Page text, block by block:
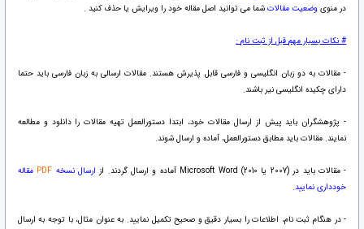
در منوی وضعیت مقالاتشما می توانید اصل مقاله خود را ویرایش یا حذف کنید .
# نکات بسیار مهم قبل از ثبت نام :
- مقالات به دو زبان انگلیسی و فارسی قابل پذیرش هستند. مقالات ارسالی به زبان فارسی باید حتما
دارای چکیده انگلیسی نیر باشند.
- پژوهشگران باید پیش از ارسال مقالات خود، ابتدا دستورالعمل تهیه مقالات را دانلود و مطالعه
نمایند. مقالات باید مطابق دستورالعمل، آماده و ارسال شوند.
- مقالات باید در (2007 یا 2010) Microsoft Word آماده و ارسال گردند. از ارسال نسخه PDF مقاله
خودداری نمایید.
- در هنگام ثبت نام، اطلاعات را بسیار دقیق و صحیح تکمیل نمایید. به عنوان مثال، با توجه به ارسال